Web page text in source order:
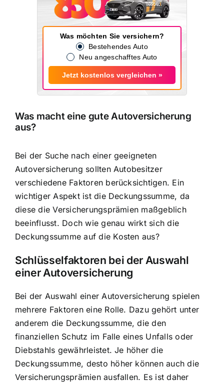
Was möchten Sie versichern?
Bestehendes Auto
Neu angeschafftes Auto
Jetzt kostenlos vergleichen »
Was macht eine gute Autoversicherung
aus?
Bei der Suche nach einer geeigneten
Autoversicherung sollten Autobesitzer
verschiedene Faktoren berücksichtigen. Ein
wichtiger Aspekt ist die Deckungssumme, da
diese die Versicherungsprämien maßgeblich
beeinflusst. Doch wie genau wirkt sich die
Deckungssumme auf die Kosten aus?
Schlüsselfaktoren bei der Auswahl
einer Autoversicherung
Bei der Auswahl einer Autoversicherung spielen
mehrere Faktoren eine Rolle. Dazu gehört unter
anderem die Deckungssumme, die den
finanziellen Schutz im Falle eines Unfalls oder
Diebstahls gewährleistet. Je höher die
Deckungssumme, desto höher können auch die
Versicherungsprämien ausfallen. Es ist daher